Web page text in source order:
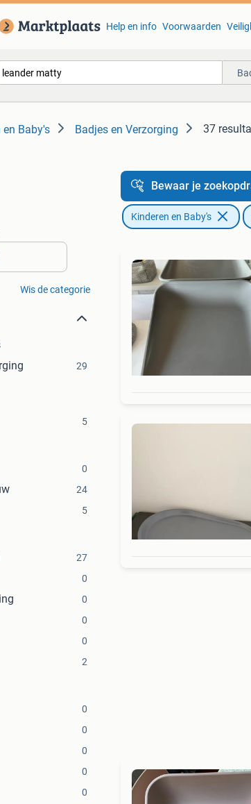
Help en info Voorwaarden
en Baby's Badjes en Verzorging 37
Wis de categorie
29
5
0
24
5
27
0
0
0
0
2
0
0
0
0
0
Bewaar je
Kinderen en Baby's